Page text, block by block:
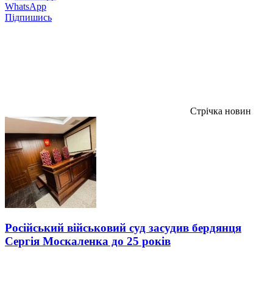
WhatsApp
Підпишись
Стрічка новин
Російський військовий суд засудив бердянця
Сергія Москаленка до 25 років